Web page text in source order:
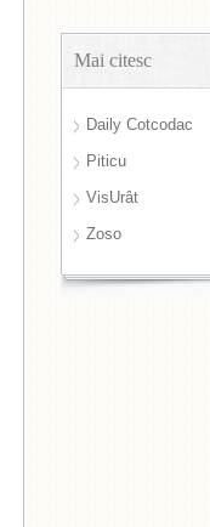
Mai citesc
Daily Cotcodac
Piticu
VisUrât
Zoso